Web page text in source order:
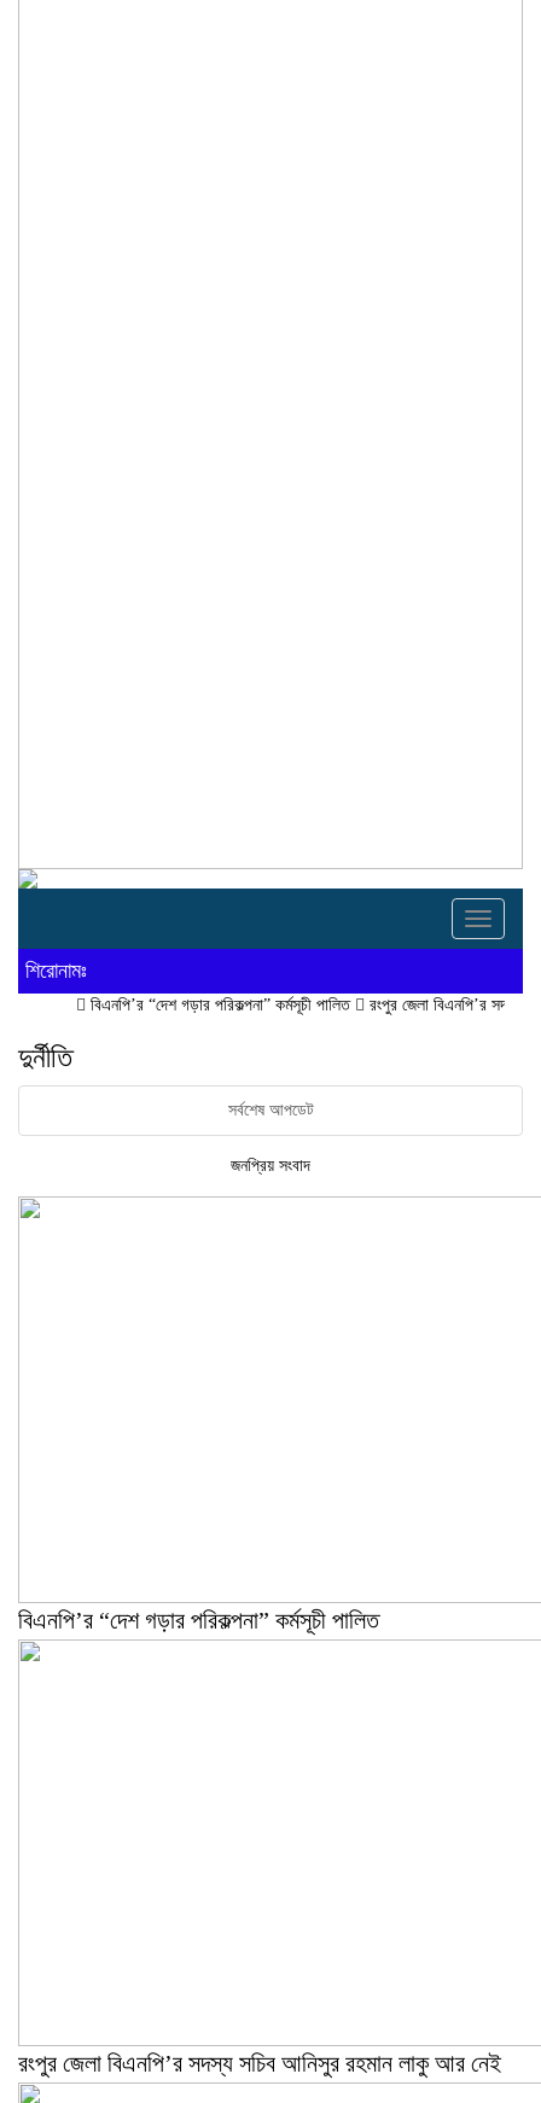
Toggle
শিরোনামঃ
বিএনপি’র “দেশ গড়ার পরিকল্পনা” কর্মসূচী পালিত রংপুর জেলা বিএনপি’র সদস্য সচিব
দুর্নীতি
সর্বশেষ আপডেট
জনপ্রিয় সংবাদ
বিএনপি’র “দেশ গড়ার পরিকল্পনা” কর্মসূচী পালিত
রংপুর জেলা বিএনপি’র সদস্য সচিব আনিসুর রহমান লাকু আর নেই